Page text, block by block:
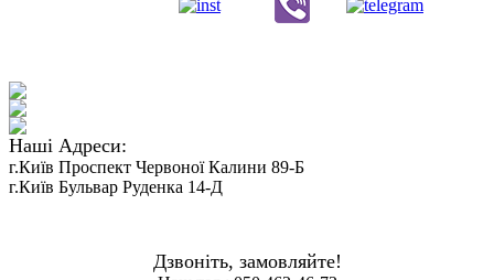
Наші Адреси:
г.Київ Проспект Червоної Калини 89-Б
г.Київ Бульвар Руденка 14-Д
Дзвоніть, замовляйте!